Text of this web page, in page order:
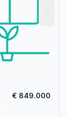
€ 849.000